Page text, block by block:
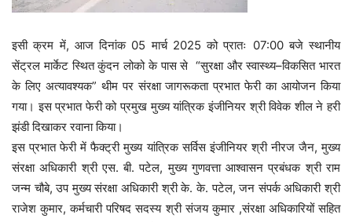
इसी क्रम में, आज दिनांक 05 मार्च 2025 को प्रातः 07:00 बजे स्थानीय
सेंट्रल मार्केट स्थित कुंदन लोको के पास से “सुरक्षा और स्वास्थ्य–विकसित भारत
के लिए अत्यावश्यक” थीम पर संरक्षा जागरूकता प्रभात फेरी का आयोजन किया
गया। इस प्रभात फेरी को प्रमुख मुख्य यांत्रिक इंजीनियर श्री विवेक शील ने हरी
झंडी दिखाकर रवाना किया।
इस प्रभात फेरी में फैक्ट्री मुख्य यांत्रिक सर्विस इंजीनियर श्री नीरज जैन, मुख्य
संरक्षा अधिकारी श्री एस. बी. पटेल, मुख्य गुणवत्ता आश्वासन प्रबंधक श्री राम
जन्म चौबे, उप मुख्य संरक्षा अधिकारी श्री के. के. पटेल, जन संपर्क अधिकारी श्री
राजेश कुमार, कर्मचारी परिषद सदस्य श्री संजय कुमार ,संरक्षा अधिकारियों सहित